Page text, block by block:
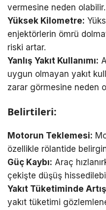
vermesine neden olabilir.
Yüksek Kilometre:
enjektörlerin ömrü
riski artar.
Yanlış Yakıt Kullanımı:
uygun olmayan yakıt
zarar görmesine neden
Belirtileri:
Motorun Teklemesi:
özellikle rölantide
Güç Kaybı: Araç
çekişte düşüş
Yakıt Tüketiminde
yakıt tüketimi